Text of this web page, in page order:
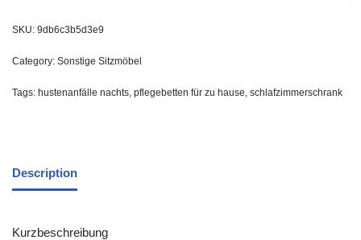
SKU: 9db6c3b5d3e9
Category: Sonstige Sitzmöbel
Tags: hustenanfälle nachts, pflegebetten für zu hause, schlafzimmerschrank
Description
Kurzbeschreibung